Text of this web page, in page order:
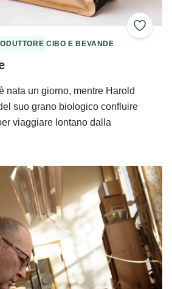
CIBO E BEVANDE
nata un giorno, mentre Harold
suo grano biologico confluire
viaggiare lontano dalla